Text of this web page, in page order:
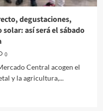
degustaciones,
así será el sábado
0
Central acogen el
y la agricultura,...